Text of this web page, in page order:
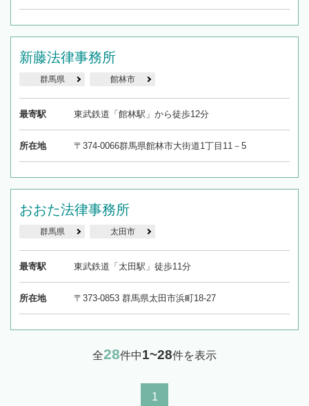
新藤法律事務所
群馬県 館林市
最寄駅 東武鉄道「館林駅」から徒歩12分
所在地 〒374-0066群馬県館林市大街道1丁目11－5
おおた法律事務所
群馬県 太田市
最寄駅 東武鉄道「太田駅」徒歩11分
所在地 〒373-0853 群馬県太田市浜町18-27
全28件中1~28件を表示
1